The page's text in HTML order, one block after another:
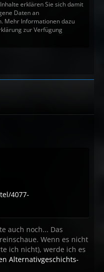
erklären Sie sich damit
Daten an
Mehr Informationen dazu
zur Verfügung
4077-
auch noch... Das
Wenn es nicht
ich nicht), werde ich es
Alternativgeschichts-